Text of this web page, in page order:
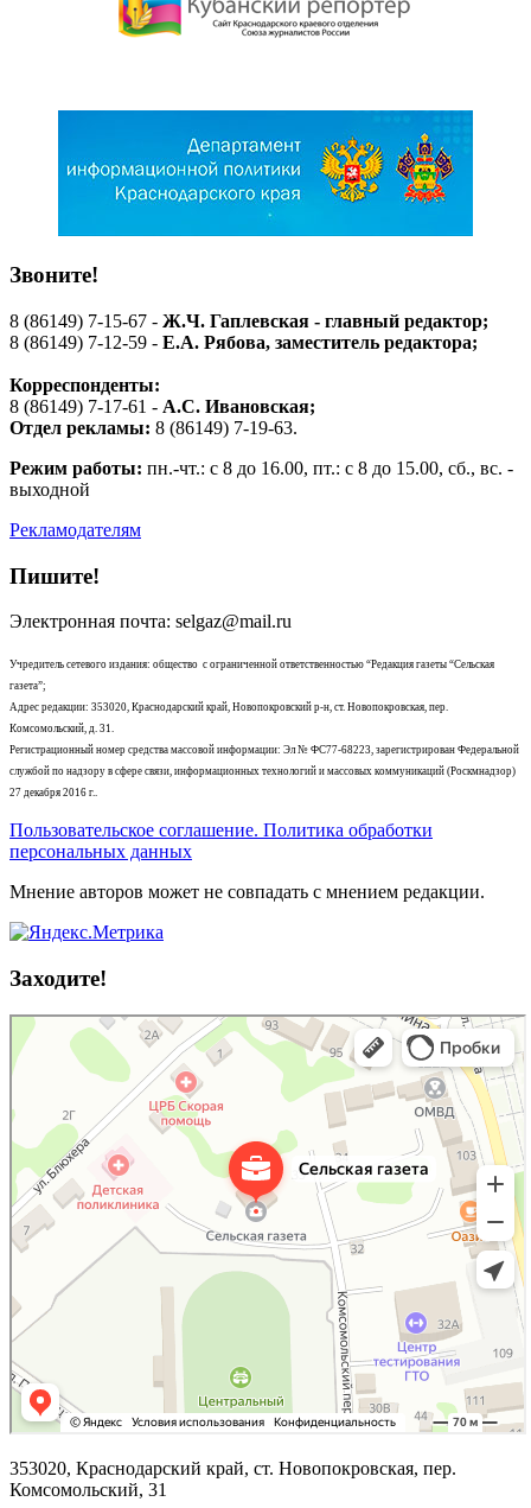
Звоните!
8 (86149) 7-15-67 - Ж.Ч. Гаплевская - главный редактор;
8 (86149) 7-12-59 - Е.А. Рябова, заместитель редактора;
Корреспонденты:
8 (86149) 7-17-61 - А.С. Ивановская;
Отдел рекламы: 8 (86149) 7-19-63.
Режим работы: пн.-чт.: с 8 до 16.00, пт.: с 8 до 15.00, сб., вс. -
выходной
Рекламодателям
Пишите!
Электронная почта: selgaz@mail.ru
Учредитель сетевого издания: общество с ограниченной ответственностью “Редакция газеты “Сельская
газета”;
Адрес редакции: 353020, Краснодарский край, Новопокровский р-н, ст. Новопокровская, пер.
Комсомольский, д. 31.
Регистрационный номер средства массовой информации: Эл № ФС77-68223, зарегистрирован Федеральной
службой по надзору в сфере связи, информационных технологий и массовых коммуникаций (Роскмнадзор)
27 декабря 2016 г..
Пользовательское соглашение. Политика обработки
персональных данных
Мнение авторов может не совпадать с мнением редакции.
Заходите!
353020, Краснодарский край, ст. Новопокровская, пер.
Комсомольский, 31